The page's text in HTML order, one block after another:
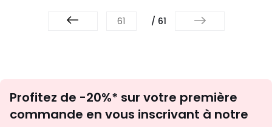
/ 61
newsletter
Profitez de -20%* sur votre première
commande en vous inscrivant à notre